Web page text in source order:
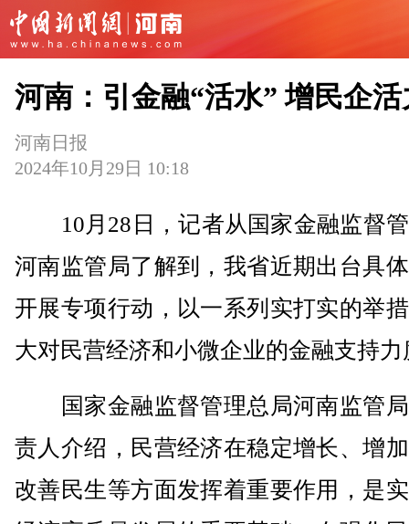
河南：引金融“活水” 增民企活
河南日报
2024年10月29日 10:18
10月28日，记者从国家金融监督
河南监管局了解到，我省近期出台具
开展专项行动，以一系列实打实的举
大对民营经济和小微企业的金融支持力
国家金融监督管理总局河南监管
责人介绍，民营经济在稳定增长、增
改善民生等方面发挥着重要作用，是